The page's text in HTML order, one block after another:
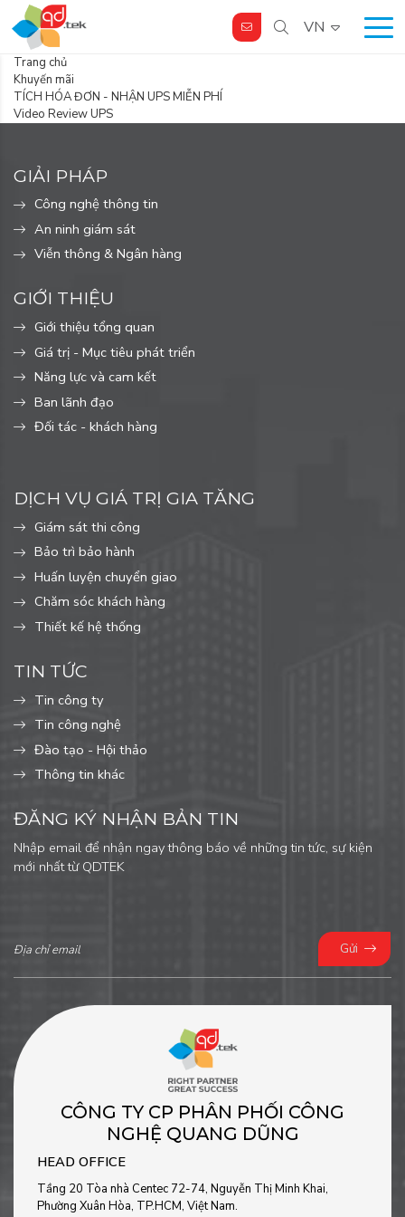
VN
Trang chủ
Khuyến mãi
TÍCH HÓA ĐƠN - NHẬN UPS MIỄN PHÍ
Video Review UPS
GIẢI PHÁP
Công nghệ thông tin
An ninh giám sát
Viễn thông & Ngân hàng
GIỚI THIỆU
Giới thiệu tổng quan
Giá trị - Mục tiêu phát triển
Năng lực và cam kết
Ban lãnh đạo
Đối tác - khách hàng
DỊCH VỤ GIÁ TRỊ GIA TĂNG
Giám sát thi công
Bảo trì bảo hành
Huấn luyện chuyển giao
Chăm sóc khách hàng
Thiết kế hệ thống
TIN TỨC
Tin công ty
Tin công nghệ
Đào tạo - Hội thảo
Thông tin khác
ĐĂNG KÝ NHẬN BẢN TIN
Nhập email để nhận ngay thông báo về những tin tức, sự kiện
mới nhất từ QDTEK
Gửi
CÔNG TY CP PHÂN PHỐI CÔNG
NGHỆ QUANG DŨNG
HEAD OFFICE
Tầng 20 Tòa nhà Centec 72-74, Nguyễn Thị Minh Khai,
Phường Xuân Hòa, TP.HCM, Việt Nam.